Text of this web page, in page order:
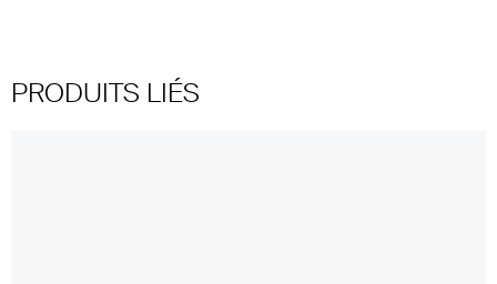
PRODUITS LIÉS